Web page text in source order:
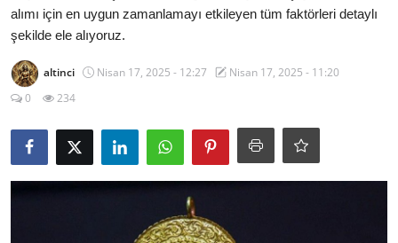
ÇEYREK ALTIN
YARIM ALTIN
TAM ALTIN
alımı için en uygun zamanlamayı etkileyen tüm faktörleri detaylı
şekilde ele alıyoruz.
altinci Nisan 17, 2025 - 12:27
Nisan 17, 2025 - 11:20
0
234